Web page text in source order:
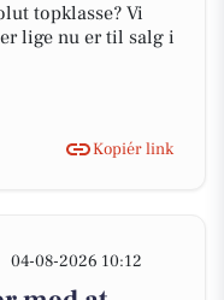
topklasse? Vi
lige nu er til salg i
Kopiér link
04-08-2026 10:12